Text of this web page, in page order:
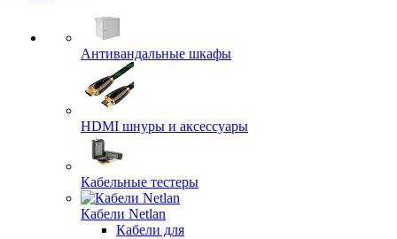
Антивандальные шкафы
HDMI шнуры и аксессуары
Кабельные тестеры
Кабели Netlan
Кабели для